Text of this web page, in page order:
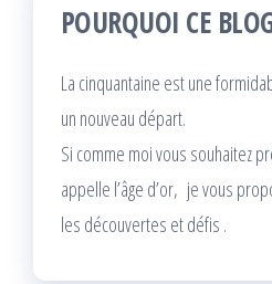
POURQUOI CE
La cinquantaine est une
un nouveau départ.
Si comme moi vous souhaitez
appelle l’âge d’or, je vous
les découvertes et défis .